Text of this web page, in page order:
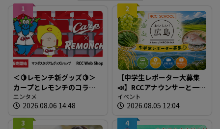
1
＜🍋レモンチ新グッズ🍋＞
カープとレモンチのコラボ
グッズが登場！
エンタメ
2026.08.06 14:48
2
【中学生レポーター大募集
📣】RCCアナウンサーと一緒
に「広島の食」の現場を取
材しよう！
イベント
2026.08.05 12:04
3
4